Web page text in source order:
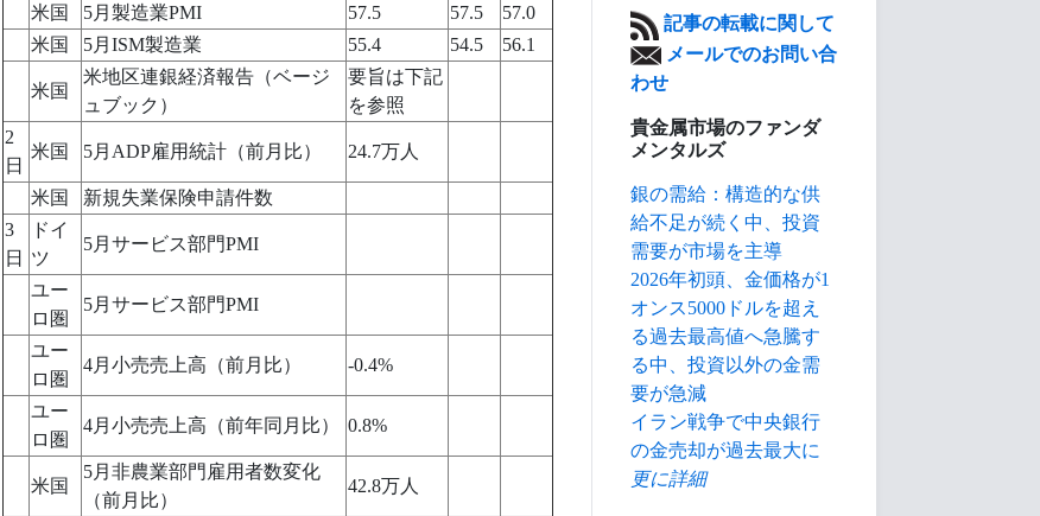
米国 5月製造業PMI 57.5 57.5
57.0
米国
5月ISM製造業 55.4 54.5 56.1
米国
米地区連銀経済報告（ベージ
ュブック）
要旨は下記
を参照
2
日
米国 5月ADP雇用統計（前月比） 24.7万人
米国
新規失業保険申請件数
3
日
ドイ
ツ
5月サービス部門PMI
ユー
ロ圏
5月サービス部門PMI
ユー
ロ圏
4月小売売上高（前月比） -0.4%
ユー
ロ圏
4月小売売上高（前年同月比） 0.8%
米国
5月非農業部門雇用者数変化
（前月比）
42.8万人
記事の転載に関して
メールでのお問い合
わせ
貴金属市場のファンダ
メンタルズ
銀の需給：構造的な供
給不足が続く中、投資
需要が市場を主導
2026年初頭、金価格が1
オンス5000ドルを超え
る過去最高値へ急騰す
る中、投資以外の金需
要が急減
イラン戦争で中央銀行
の金売却が過去最大に
更に詳細